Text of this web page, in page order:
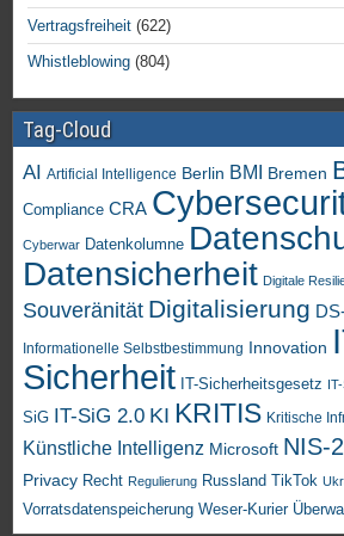
Vertragsfreiheit (622)
Whistleblowing (804)
Tag-Cloud
AI Artificial Intelligence Berlin BMI Bremen
Compliance CRA
Cyberwar Datenkolumne
Datensicherheit Digitale
Souveränität Digitalisierung
Informationelle Selbstbestimmung Innovation
Sicherheit IT-Sicherheitsgesetz
SiG IT-SiG 2.0 KI KRITIS Kritische
Künstliche Intelligenz Microsoft NIS-2
Privacy Recht Regulierung Russland TikTok
Vorratsdatenspeicherung Weser-Kurier